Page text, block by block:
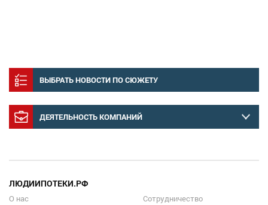
ВЫБРАТЬ НОВОСТИ ПО СЮЖЕТУ
ДЕЯТЕЛЬНОСТЬ КОМПАНИЙ
ЛЮДИИПОТЕКИ.РФ
О нас
Сотрудничество